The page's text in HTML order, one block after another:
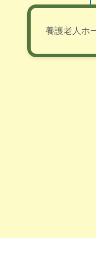
養護老人ホ